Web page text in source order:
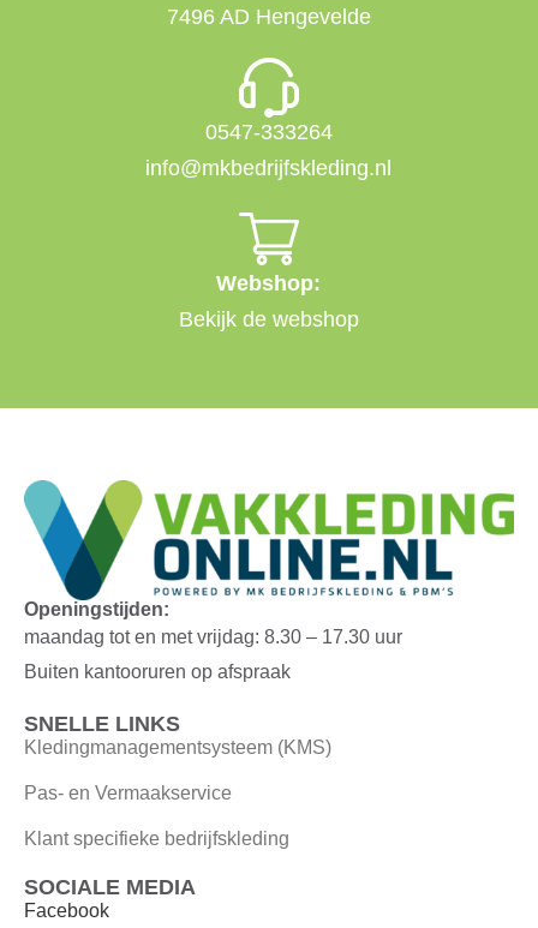
7496 AD Hengevelde
0547-333264
info@mkbedrijfskleding.nl
Webshop:
Bekijk de webshop
Openingstijden:
maandag tot en met vrijdag: 8.30 – 17.30 uur
Buiten kantooruren op afspraak
SNELLE LINKS
Kledingmanagementsysteem (KMS)
Pas- en Vermaakservice
Klant specifieke bedrijfskleding
SOCIALE MEDIA
Facebook